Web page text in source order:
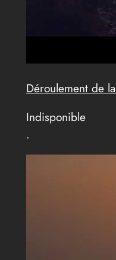
Déroulement de
Indisponible
.